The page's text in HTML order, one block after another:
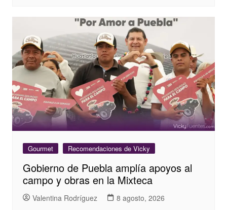
Gourmet Recomendaciones de Vicky
Gobierno de Puebla amplía apoyos al
campo y obras en la Mixteca
Valentina Rodríguez 8 agosto, 2026